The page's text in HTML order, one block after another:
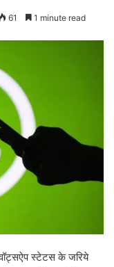
61 1 minute read
वॉट्सऐप स्टेटस के जरिये